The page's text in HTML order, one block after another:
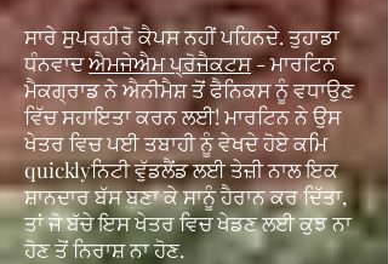
ਸਾਰੇ ਸੁਪਰਹੀਰੋ ਕੈਪਸ ਨਹੀਂ ਪਹਿਨਦੇ. ਤੁਹਾਡਾ
ਧੰਨਵਾਦਐਮਜੇਐਮ ਪ੍ਰੋਜੈਕਟਸ- ਮਾਰਟਿਨ
ਮੈਕਗ੍ਰਾਡ ਨੇ ਐਨੀਮੈਸ਼ ਤੋਂ ਫੈਨਿਕਸ ਨੂੰ ਵਧਾਉਣ
ਵਿੱਚ ਸਹਾਇਤਾ ਕਰਨ ਲਈ! ਮਾਰਟਿਨ ਨੇ ਉਸ
ਖੇਤਰ ਵਿਚ ਪਈ ਤਬਾਹੀ ਨੂੰ ਵੇਖਦੇ ਹੋਏ ਕਮਿ
quicklyਨਿਟੀ ਵੁੱਡਲੈਂਡ ਲਈ ਤੇਜ਼ੀ ਨਾਲ ਇਕ
ਸ਼ਾਨਦਾਰ ਬੱਸ ਬਣਾ ਕੇ ਸਾਨੂੰ ਹੈਰਾਨ ਕਰ ਦਿੱਤਾ,
ਤਾਂ ਜੋ ਬੱਚੇ ਇਸ ਖੇਤਰ ਵਿਚ ਖੇਡਣ ਲਈ ਕੁਝ ਨਾ
ਹੋਣ ਤੋਂ ਨਿਰਾਸ਼ ਨਾ ਹੋਣ.